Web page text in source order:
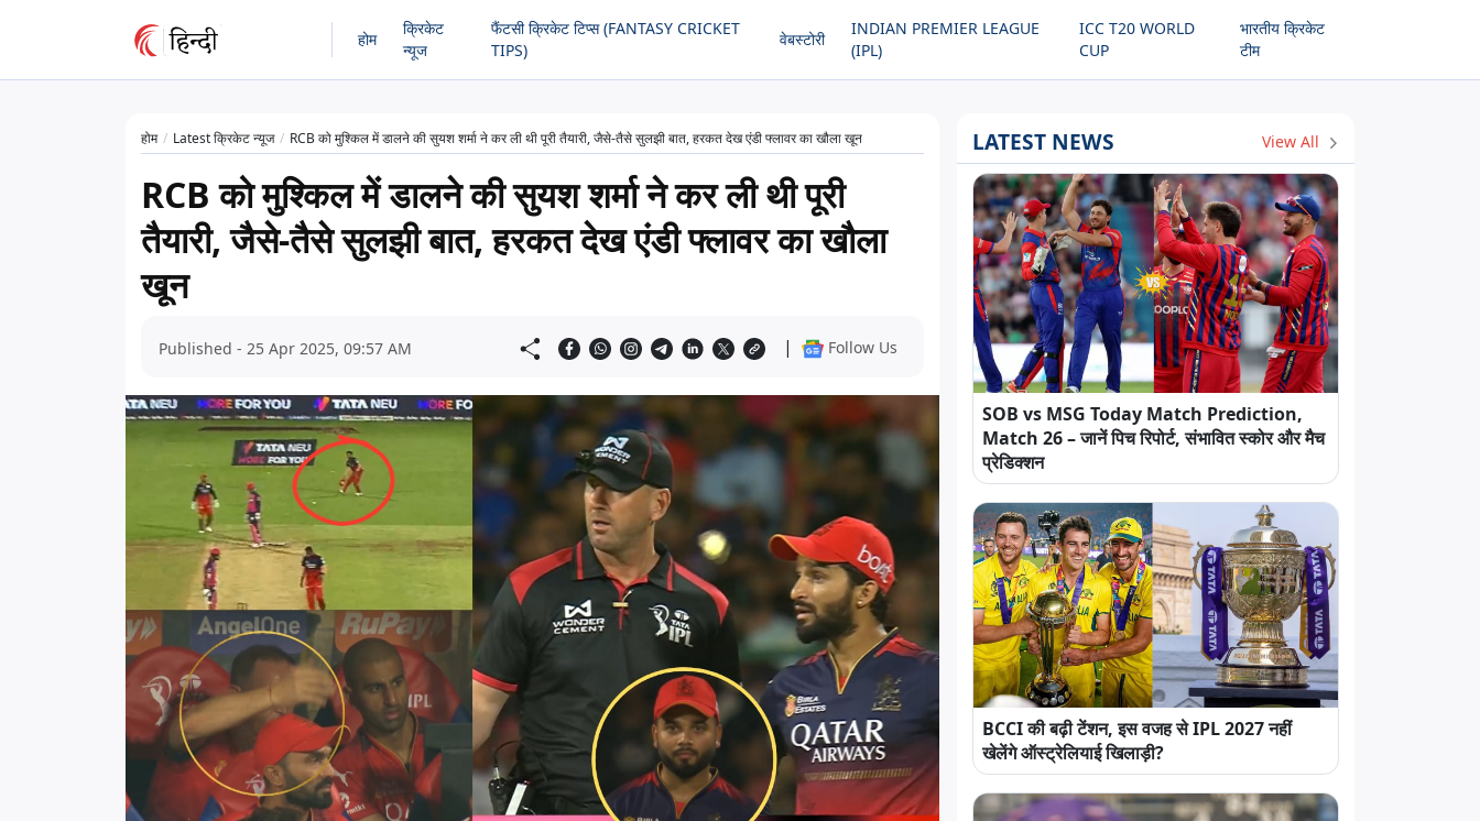
होम
क्रिकेट
न्यूज
फैंटसी क्रिकेट टिप्स (FANTASY CRICKET
TIPS)
वेबस्टोरी
INDIAN PREMIER LEAGUE
(IPL)
ICC T20 WORLD
CUP
भारतीय क्रिकेट
टीम
होम Latest क्रिकेट न्यूज RCB को मुश्किल में डालने की सुयश शर्मा ने कर ली थी पूरी तैयारी, जैसे-तैसे सुलझी बात, हरकत देख एंडी फ्लावर का खौला खून
RCB को मुश्किल में डालने की सुयश शर्मा ने कर ली थी पूरी
तैयारी, जैसे-तैसे सुलझी बात, हरकत देख एंडी फ्लावर का खौला
खून
Published - 25 Apr 2025, 09:57 AM | Follow Us
LATEST NEWS View All
SOB vs MSG Today Match Prediction,
Match 26 – जानें पिच रिपोर्ट, संभावित स्कोर और मैच
प्रेडिक्शन
BCCI की बढ़ी टेंशन, इस वजह से IPL 2027 नहीं
खेलेंगे ऑस्ट्रेलियाई खिलाड़ी?